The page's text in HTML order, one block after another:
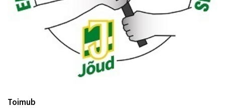
Toimub